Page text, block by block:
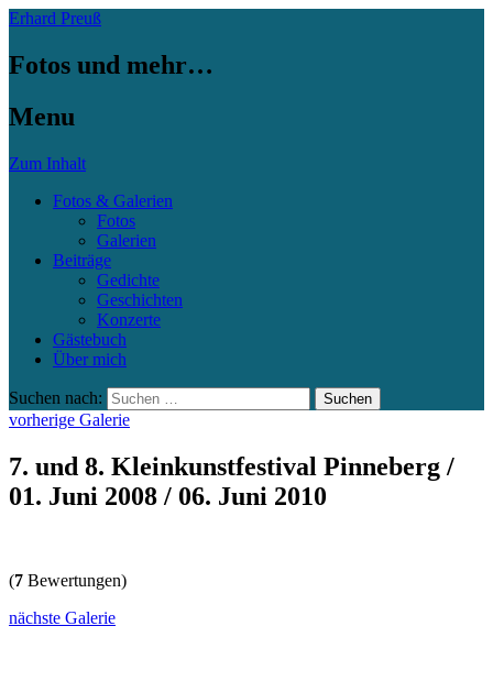
Erhard Preuß
Fotos und mehr…
Menu
Zum Inhalt
Fotos & Galerien
Fotos
Galerien
Beiträge
Gedichte
Geschichten
Konzerte
Gästebuch
Über mich
Suchen nach:
vorherige Galerie
7. und 8. Kleinkunstfestival Pinneberg /
01. Juni 2008 / 06. Juni 2010
(7 Bewertungen)
nächste Galerie